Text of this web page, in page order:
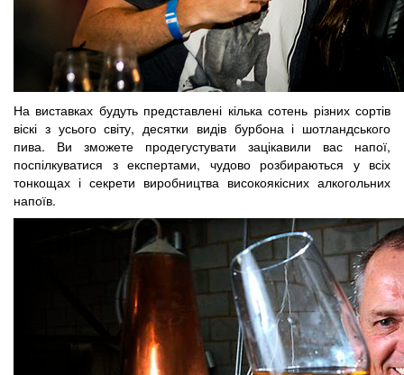
На виставках будуть представлені кілька сотень різних сортів
віскі з усього світу, десятки видів бурбона і шотландського
пива. Ви зможете продегустувати зацікавили вас напої,
поспілкуватися з експертами, чудово розбираються у всіх
тонкощах і секрети виробництва високоякісних алкогольних
напоїв.